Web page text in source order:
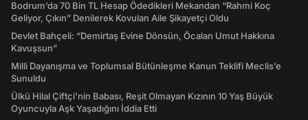
Bodrum’da 70 Bin TL Hesap Ödedikleri Mekandan “Rahmi Koç
Geliyor, Çıkın” Denilerek Kovulan Aile Şikayetçi Oldu
Devlet Bahçeli: “Demirtaş Evine Dönsün, Öcalan Umut Hakkına
Kavuşsun”
Milli Dayanışma ve Toplumsal Bütünleşme Kanun Teklifi Meclis’e
Sunuldu
Ülkü Hilal Çiftçi'nin Babası, Reşit Olmayan Kızının 10 Yaş Büyük
Oyuncuyla Aşk Yaşadığını İddia Etti